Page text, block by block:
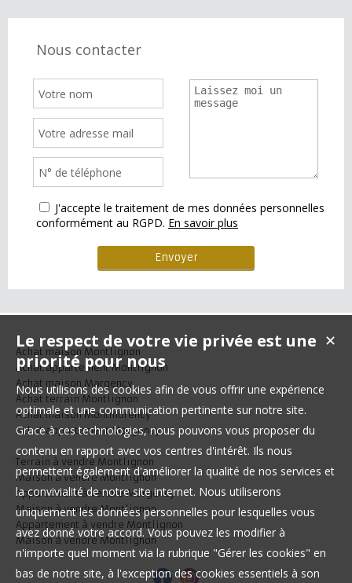
Nous contacter
J'accepte le traitement de mes données personnelles
conformément au RGPD. En savoir plus
Achat maison Montlignon
Achat appartement Montlignon
Achat maison Margency
Achat terrain Montlignon
Achat maison Montmorency
Achat appartement Margency
Terrain à vendre Montlignon
Maison à vendre Montlignon
Appartement à vendre Margency
Maison à vendre Montlignon
Appartement à vendre Montlignon
Maison à vendre Montlignon
✕
Le respect de votre vie privée est une
priorité pour nous
Nous utilisons des cookies afin de vous offrir une expérience
optimale et une communication pertinente sur notre site.
Grace à ces technologies, nous pouvons vous proposer du
contenu en rapport avec vos centres d'intérêt. Ils nous
permettent également d'améliorer la qualité de nos services et
la convivialité de notre site internet. Nous utiliserons
uniquement les données personnelles pour lesquelles vous
avez donné votre accord. Vous pouvez les modifier à
n'importe quel moment via la rubrique "Gérer les cookies" en
bas de notre site, à l'exception des cookies essentiels à son